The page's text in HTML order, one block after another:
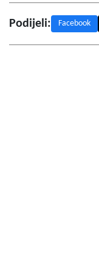
Podijeli: Facebook